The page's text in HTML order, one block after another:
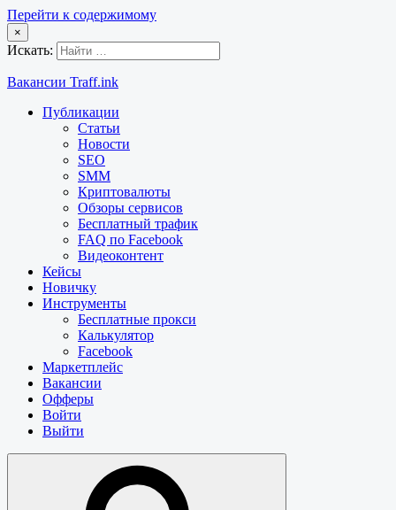
Перейти к содержимому
×
Искать:
Вакансии Traff.ink
Публикации
Статьи
Новости
SEO
SMM
Криптовалюты
Обзоры сервисов
Бесплатный трафик
FAQ по Facebook
Видеоконтент
Кейсы
Новичку
Инструменты
Бесплатные прокси
Калькулятор
Facebook
Маркетплейс
Вакансии
Офферы
Войти
Выйти